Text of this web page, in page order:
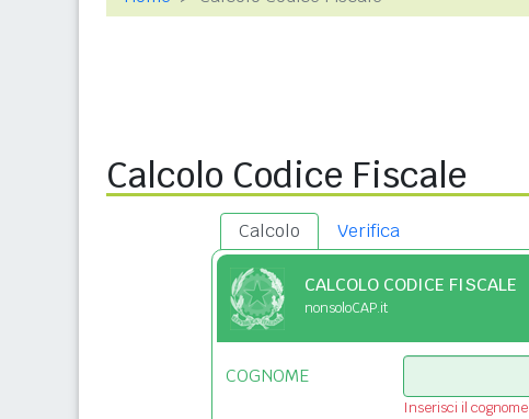
Calcolo Codice Fiscale
Calcolo Verifica
CALCOLO CODICE FISCALE
nonsoloCAP.it
COGNOME
Inserisci il cognome